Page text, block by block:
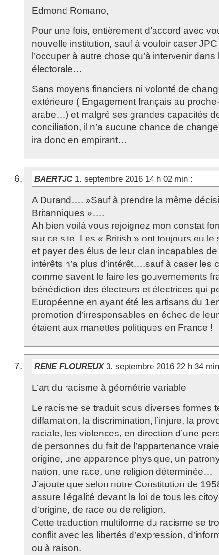
Edmond Romano,
Pour une fois, entièrement d’accord avec
nouvelle institution, sauf à vouloir caser
l’occuper à autre chose qu’à intervenir
électorale…
Sans moyens financiers ni volonté de
extérieure ( Engagement français au
arabe…) et malgré ses grandes capacités
conciliation, il n’a aucune chance de
ira donc en empirant…
BAERTJC 1. septembre 2016 14 h 02 min :
A Durand…. »Sauf à prendre la même
Britanniques »….
Ah bien voilà vous rejoignez mon constat
sur ce site. Les « British » ont toujours eu le
et payer des élus de leur clan incapables
intérêts n’a plus d’intérêt….sauf à caser les
comme savent le faire les gouvernements
bénédiction des électeurs et électrices qui
Européenne en ayant été les artisans du
promotion d’irresponsables en échec de
étaient aux manettes politiques en France !
RENE FLOUREUX 3. septembre 2016 22 h 34
L’art du racisme à géométrie variable
Le racisme se traduit sous diverses formes
diffamation, la discrimination, l’injure, la
raciale, les violences, en direction d’une
de personnes du fait de l’appartenance
origine, une apparence physique, un
nation, une race, une religion déterminée…
J’ajoute que selon notre Constitution de
assure l’égalité devant la loi de tous les
d’origine, de race ou de religion.
Cette traduction multiforme du racisme se
conflit avec les libertés d’expression,
ou à raison.